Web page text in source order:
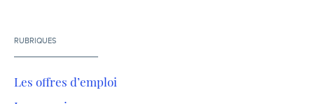
RUBRIQUES
Les offres d’emploi